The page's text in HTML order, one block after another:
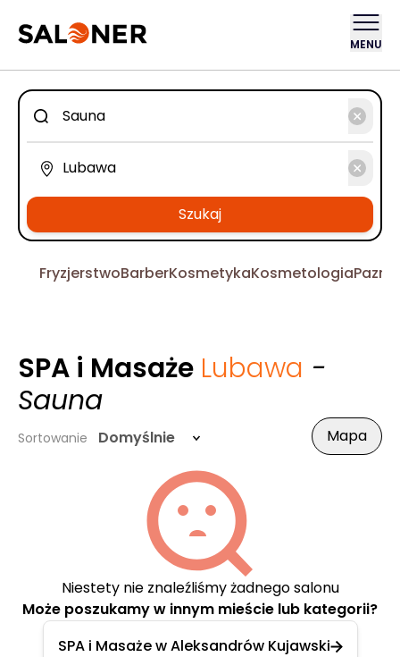
MENU
Szukaj
FryzjerstwoBarberKosmetykaKosmetologia
SPA i Masaże Lubawa -
Sauna
Sortowanie Domyślnie Mapa
Niestety nie znaleźliśmy żadnego salonu
Może poszukamy w innym mieście lub kategorii?
SPA i Masaże w Aleksandrów Kujawski